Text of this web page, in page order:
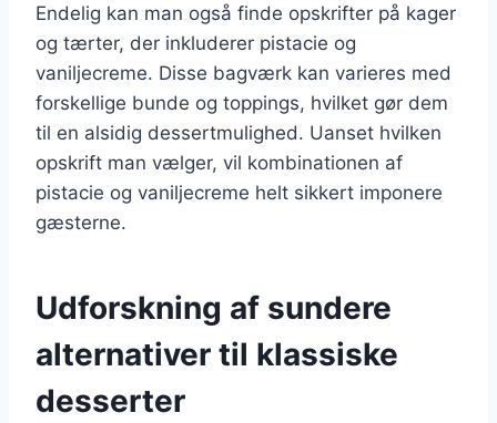
Endelig kan man også finde opskrifter på kager
og tærter, der inkluderer pistacie og
vaniljecreme. Disse bagværk kan varieres med
forskellige bunde og toppings, hvilket gør dem
til en alsidig dessertmulighed. Uanset hvilken
opskrift man vælger, vil kombinationen af
pistacie og vaniljecreme helt sikkert imponere
gæsterne.
Udforskning af sundere
alternativer til klassiske
desserter